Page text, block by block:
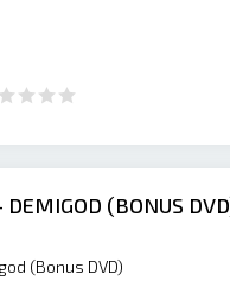
DEMIGOD (BONUS
(Bonus DVD)